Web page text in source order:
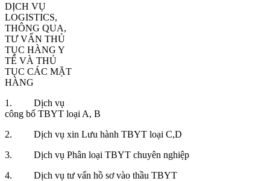
DỊCH VỤ
LOGISTICS,
THÔNG QUA,
TƯ VẤN THỦ
TỤC HÀNG Y
TẾ VÀ THỦ
TỤC CÁC MẶT
HÀNG
1. Dịch vụ
công bố TBYT loại A, B
2. Dịch vụ xin Lưu hành TBYT loại C,D
3. Dịch vụ Phân loại TBYT chuyên nghiệp
4. Dịch vụ tư vấn hồ sơ vào thầu TBYT